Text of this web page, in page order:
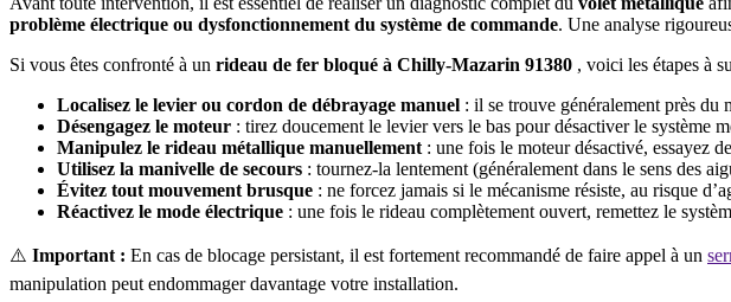
problème électrique ou dysfonctionnement du système de commande. Une analyse
Si vous êtes confronté à un rideau de fer bloqué à Chilly-Mazarin 91380 , voici les étapes à
Localisez le levier ou cordon de débrayage manuel : il se trouve généralement près du
Désengagez le moteur : tirez doucement le levier vers le bas pour désactiver le système
Manipulez le rideau métallique manuellement : une fois le moteur désactivé, essayez
Utilisez la manivelle de secours : tournez-la lentement (généralement dans le sens des
Évitez tout mouvement brusque : ne forcez jamais si le mécanisme résiste, au risque
Réactivez le mode électrique : une fois le rideau complètement ouvert, remettez le
⚠️ Important : En cas de blocage persistant, il est fortement recommandé de faire appel à un
manipulation peut endommager davantage votre installation.